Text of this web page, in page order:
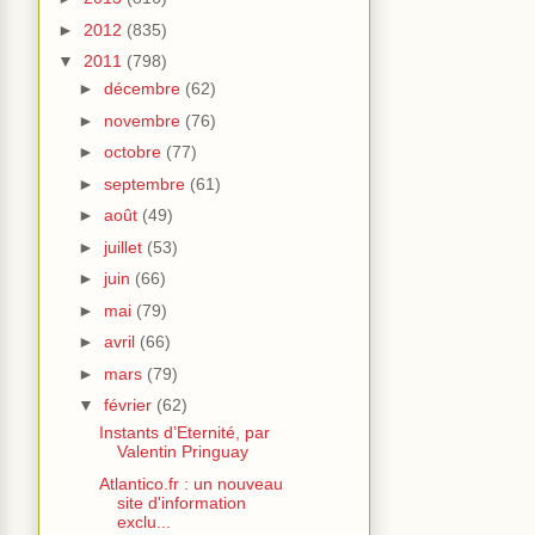
► 2012 (835)
▼ 2011 (798)
► décembre (62)
► novembre (76)
► octobre (77)
► septembre (61)
► août (49)
► juillet (53)
► juin (66)
► mai (79)
► avril (66)
► mars (79)
▼ février (62)
Instants d’Eternité, par
Valentin Pringuay
Atlantico.fr : un nouveau
site d'information
exclu...